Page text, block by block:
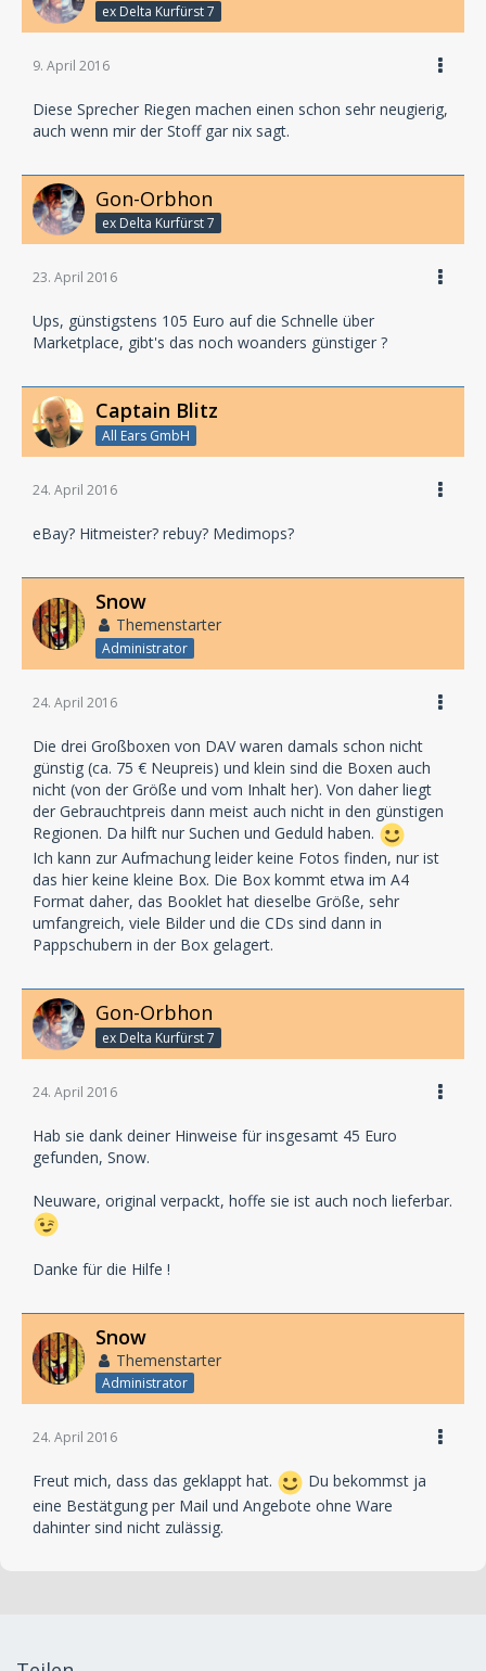
ex Delta Kurfürst 7
9. April 2016
Diese Sprecher Riegen machen einen schon sehr neugierig,
auch wenn mir der Stoff gar nix sagt.
Gon-Orbhon
ex Delta Kurfürst 7
23. April 2016
Ups, günstigstens 105 Euro auf die Schnelle über
Marketplace, gibt's das noch woanders günstiger ?
Captain Blitz
All Ears GmbH
24. April 2016
eBay? Hitmeister? rebuy? Medimops?
Snow
Themenstarter
Administrator
24. April 2016
Die drei Großboxen von DAV waren damals schon nicht
günstig (ca. 75 € Neupreis) und klein sind die Boxen auch
nicht (von der Größe und vom Inhalt her). Von daher liegt
der Gebrauchtpreis dann meist auch nicht in den günstigen
Regionen. Da hilft nur Suchen und Geduld haben.
Ich kann zur Aufmachung leider keine Fotos finden, nur ist
das hier keine kleine Box. Die Box kommt etwa im A4
Format daher, das Booklet hat dieselbe Größe, sehr
umfangreich, viele Bilder und die CDs sind dann in
Pappschubern in der Box gelagert.
Gon-Orbhon
ex Delta Kurfürst 7
24. April 2016
Hab sie dank deiner Hinweise für insgesamt 45 Euro
gefunden, Snow.
Neuware, original verpackt, hoffe sie ist auch noch lieferbar.
Danke für die Hilfe !
Snow
Themenstarter
Administrator
24. April 2016
Freut mich, dass das geklappt hat.
Du bekommst ja
eine Bestätgung per Mail und Angebote ohne Ware
dahinter sind nicht zulässig.